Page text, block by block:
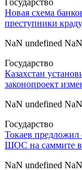
Новая схема
преступники
NaN undefined NaN
Государство
Казахстан
законопроект
NaN undefined NaN
Государство
Токаев предложил
ШОС на саммите
NaN undefined NaN